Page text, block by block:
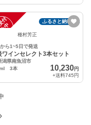
ふるさと納税可
種村芳正
ら1~5日で発送
ワインセレクト3本セット
潟県南魚沼市
3本
10,230円
+送料745円